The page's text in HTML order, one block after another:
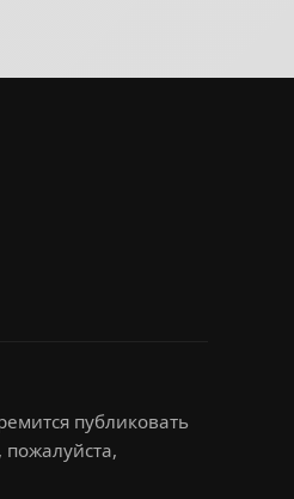
публиковать